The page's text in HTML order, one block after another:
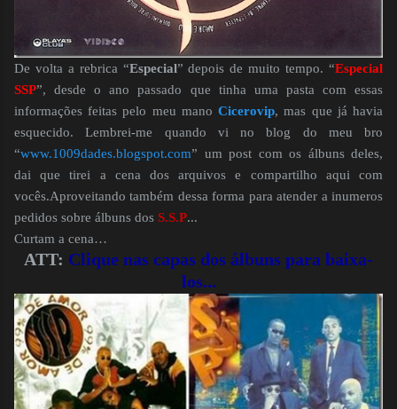
De volta a rebrica “Especial” depois de muito tempo. “Especial
SSP”, desde o ano passado que tinha uma pasta com essas
informações feitas pelo meu manoCicerovip, mas que já havia
esquecido. Lembrei-me quando vi no blog do meu bro
“www.1009dades.blogspot.com” um post com os álbuns deles,
dai que tirei a cena dos arquivos e compartilho aqui com
vocês.Aproveitando também dessa forma para atender a inumeros
pedidos sobre álbuns dos S.S.P...
Curtam a cena…
ATT: Clique nas capas dos álbuns para baixa-
los...